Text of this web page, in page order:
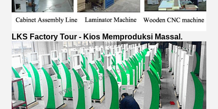
LKS Factory Tour - Kios Memproduksi Massal.